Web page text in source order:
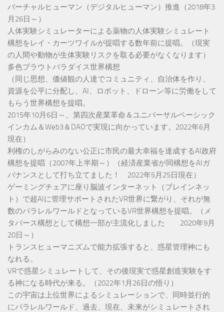
バーチャルヒューマン（デジタルヒューマン）推進（2018年3
月26日～）
人体実験シミュレーターによる薬物の人体実験シミュレート
構想をレイ・カーツワイルが提唱する数年前に提唱。（現実
の人間や動物が生体実験リスクを取る必要がなくなります）
多色プラウトパラダイス世界構想
（同じ思想、価値観の人達でコミュニティ、自治体を作り、
資源を公平に分配し、AI、ロボット、ドローン等に労働をして
もらう世界構想を提唱。
2015年10月6日～、第四次産業革命＆ユニバーサルベーシック
インカム＆Web3＆DAOで実現に向かっています。2022年6月
現在）
利権のしがらみのない公正に市民の最大幸福を達成するAI政府
構想を提唱（2007年上半期～）（経済産業省が同構想をAIガ
バナンスとして打ち立てました！ 2022年5月25日現在）
ゲーミングチェアに座り脳波インターネット（ブレインネッ
ト）で超AIに管理サポートされたVR世界に繋がり、それが無
数のパラレルワールドとなっているVR世界構想を提唱。（メ
タバース構想として構想一部が主流化しました 2020年9月
20日～）
トランスヒューマニズムで能力拡張すると、惑星管理神にも
なれる。
VRで惑星シミュレートして、その後現実で惑星創造実験をす
る神になる時代が来る。（2022年1月26日の悟り）
この宇宙は上位世界によるシミュレーションで、同時並行的
にパラレルワールド、過去、現在、未来がシミュレートされ